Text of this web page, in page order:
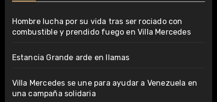
Hombre lucha por su vida tras ser rociado con
combustible y prendido fuego en Villa Mercedes
Estancia Grande arde en llamas
Villa Mercedes se une para ayudar a Venezuela en
una campaña solidaria